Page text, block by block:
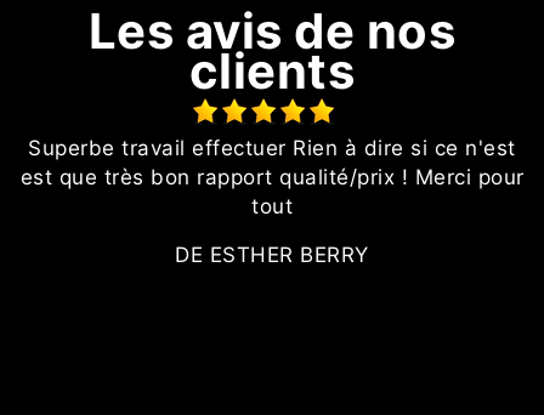
Les avis de nos
clients
Superbe travail effectuer Rien à dire si ce n'est
est que très bon rapport qualité/prix ! Merci pour
tout
DE ESTHER BERRY